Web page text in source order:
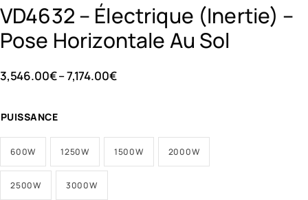
VD4632 – Électrique (inertie) –
Pose Horizontale Au Sol
3,546.00€–7,174.00€
PUISSANCE
600W 1250W 1500W 2000W
2500W 3000W